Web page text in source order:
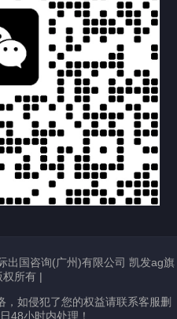
出国咨询(广州)有限公司 凯发ag旗
权所有 |
如侵犯了您的权益请联系客服删
48小时内处理！